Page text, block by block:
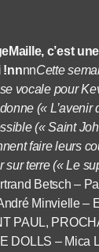
c’est
!nnnnCette
vocale pour
(« L’avenir
(« Saint
faire leurs
sur terre (« Le
Betsch –
Minvielle –
PAUL,
DOLLS – Mica